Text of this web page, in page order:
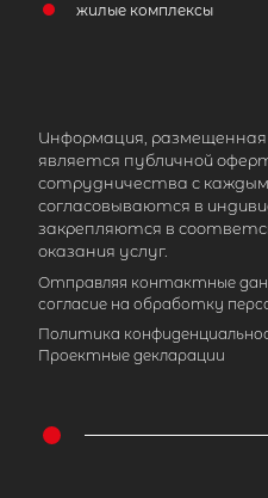
жилые комплексы
Информация,
является публичной
сотрудничества с
согласовываются в
закрепляются в
оказания услуг.
Отправляя контактные
согласие на обработку
Политика
Проектные декларации